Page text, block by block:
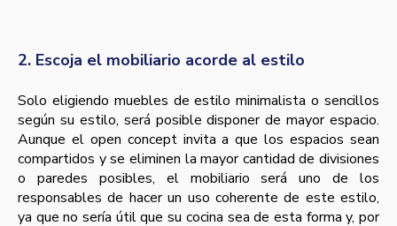
2. Escoja el mobiliario acorde al estilo
Solo eligiendo muebles de estilo minimalista o sencillos
según su estilo, será posible disponer de mayor espacio.
Aunque el open concept invita a que los espacios sean
compartidos y se eliminen la mayor cantidad de divisiones
o paredes posibles, el mobiliario será uno de los
responsables de hacer un uso coherente de este estilo,
ya que no sería útil que su cocina sea de esta forma y, por